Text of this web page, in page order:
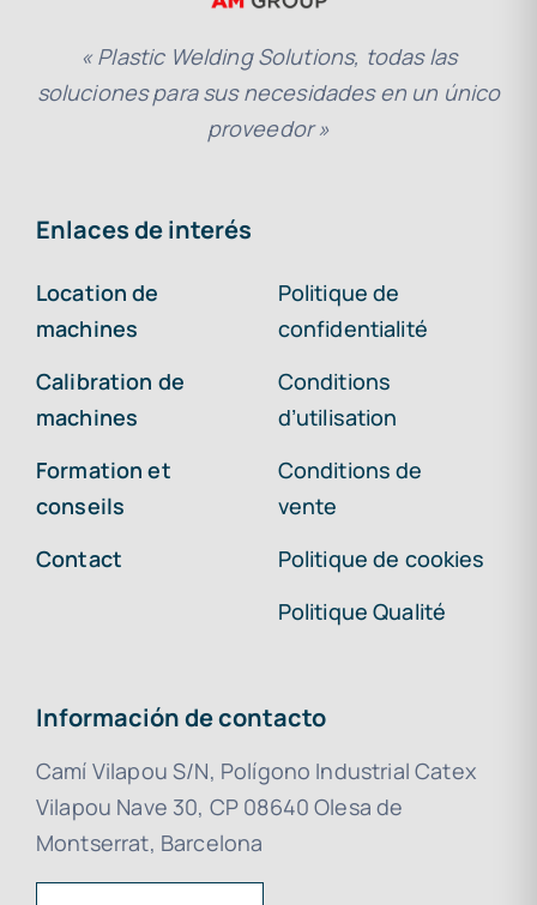
« Plastic Welding Solutions, todas las
soluciones para sus necesidades en un único
proveedor »
Enlaces de interés
Location de
machines
Calibration de
machines
Formation et
conseils
Contact
Politique de
confidentialité
Conditions
d’utilisation
Conditions de
vente
Politique de cookies
Politique Qualité
Información de contacto
Camí Vilapou S/N, Polígono Industrial Catex
Vilapou Nave 30, CP 08640 Olesa de
Montserrat, Barcelona